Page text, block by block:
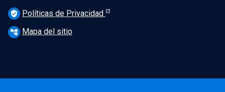
verified_user Políticas de Privacidad
account_tree Mapa del sitio